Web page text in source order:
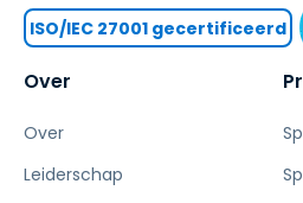
Over
Over
Leiderschap
ISO/IEC 27001 gecertificeerd